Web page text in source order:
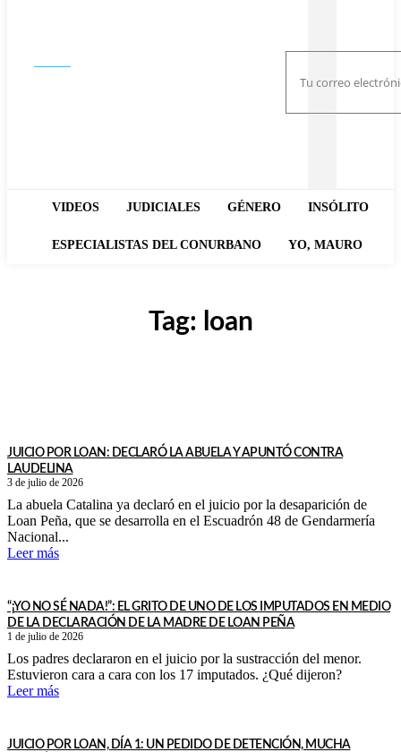
VIDEOS JUDICIALES GÉNERO INSÓLITO
ESPECIALISTAS DEL CONURBANO YO, MAURO
Tag: loan
JUICIO POR LOAN: DECLARÓ LA ABUELA Y APUNTÓ CONTRA
LAUDELINA
3 de julio de 2026
La abuela Catalina ya declaró en el juicio por la desaparición de
Loan Peña, que se desarrolla en el Escuadrón 48 de Gendarmería
Nacional...
Leer más
“¡YO NO SÉ NADA!”: EL GRITO DE UNO DE LOS IMPUTADOS EN MEDIO
DE LA DECLARACIÓN DE LA MADRE DE LOAN PEÑA
1 de julio de 2026
Los padres declararon en el juicio por la sustracción del menor.
Estuvieron cara a cara con los 17 imputados. ¿Qué dijeron?
Leer más
JUICIO POR LOAN, DÍA 1: UN PEDIDO DE DETENCIÓN, MUCHA